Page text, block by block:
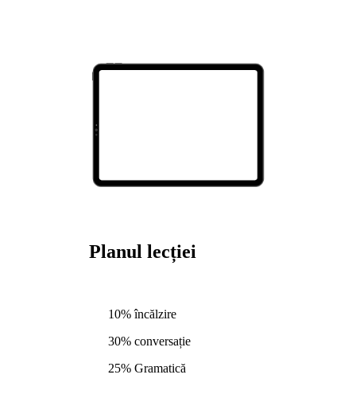
Planul lecției
10% încălzire
30% conversație
25% Gramatică